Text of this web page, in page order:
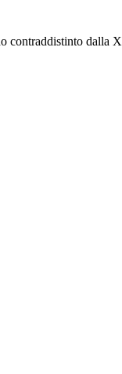
contraddistinto